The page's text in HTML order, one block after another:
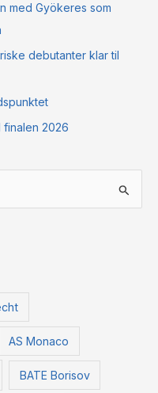
med Gyökeres som
debutanter klar til
2026
AS Monaco
BATE Borisov